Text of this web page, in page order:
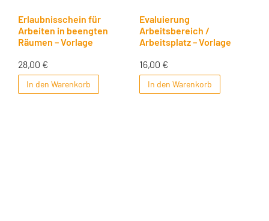
Erlaubnisschein für
Arbeiten in beengten
Räumen – Vorlage
28,00 €
In den Warenkorb
Evaluierung
Arbeitsbereich /
Arbeitsplatz – Vorlage
16,00 €
In den Warenkorb